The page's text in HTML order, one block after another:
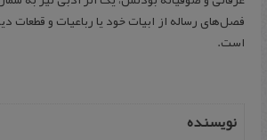
فصل‌های رساله از ابیات خود یا رباعیات و قطعات
است.
نویسنده